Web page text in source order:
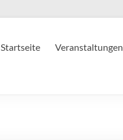
Startseite Veranstaltungen